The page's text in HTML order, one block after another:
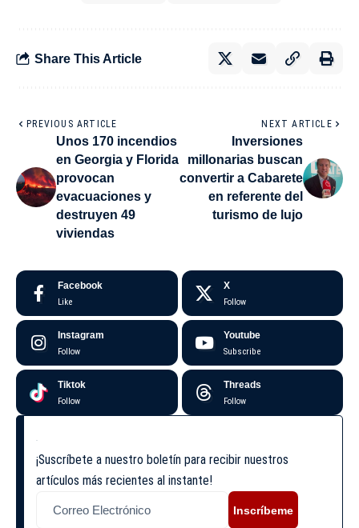
Share This Article
PREVIOUS ARTICLE
Unos 170 incendios
en Georgia y Florida
provocan
evacuaciones y
destruyen 49
viviendas
NEXT ARTICLE
Inversiones
millonarias buscan
convertir a Cabarete
en referente del
turismo de lujo
Facebook
Like
X
Follow
Instagram
Follow
Youtube
Subscribe
Tiktok
Follow
Threads
Follow
¡Suscríbete a nuestro boletín para recibir nuestros
artículos más recientes al instante!
Inscríbeme